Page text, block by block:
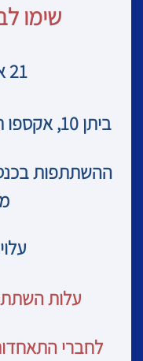
שימו
21 אוקטובר 2025
ביתן 10, אקספו ת"א ,שדרות רוקח 101 ת"א
ההשתתפות
עלות השתתפות: 250